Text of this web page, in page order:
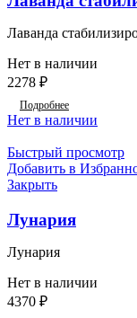
Лаванда
Нет в наличии
2278 ₽
Подробнее
Нет в наличии
Быстрый просмотр
Добавить в
Закрыть
Лунария
Лунария
Нет в наличии
4370 ₽